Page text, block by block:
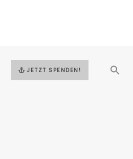
JETZT SPENDEN!